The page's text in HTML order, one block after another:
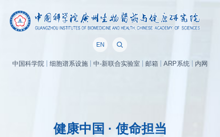
EN
中国科学院 细胞谱系设施 中-新联合实验室 邮箱 ARP系统 内网
健康中国 · 使命担当